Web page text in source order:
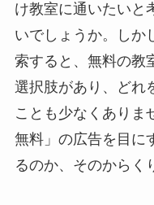
け教室に通いたいと
いでしょうか。しか
索すると、無料の教
選択肢があり、どれ
ことも少なくありま
無料」の広告を目に
るのか、そのからく